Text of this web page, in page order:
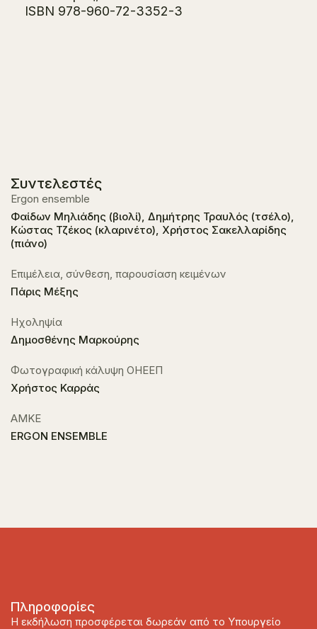
ISBN 978-960-72-3352-3
Συντελεστές
Εrgon ensemble
Φαίδων Μηλιάδης (βιολί), Δημήτρης Τραυλός (τσέλο),
Κώστας Τζέκος (κλαρινέτο), Χρήστος Σακελλαρίδης
(πιάνο)
Επιμέλεια, σύνθεση, παρουσίαση κειμένων
Πάρις Μέξης
Ηχοληψία
Δημοσθένης Μαρκούρης
Φωτογραφική κάλυψη ΟΗΕΕΠ
Χρήστος Καρράς
ΑΜΚΕ
ERGON ENSEMBLE
Πληροφορίες
Η εκδήλωση προσφέρεται δωρεάν από το Υπουργείο